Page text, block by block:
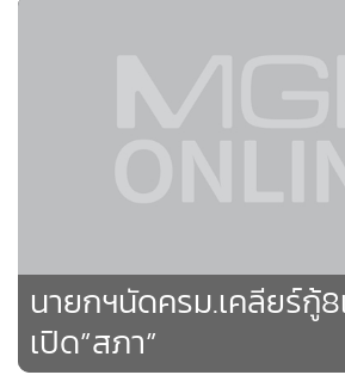
ผู้ดำเนินรายการถามว่า ไข้หวัดใหญ่สายพั
มาตรการอย่างไร นายกรัฐมนตรี กล่าวว่า
หมอคงทราบดีกว่าว่ามันก็เหมือนกับไข้ห
นายกฯนัดครม.เคลียร์กู้
เปิด”สภา”